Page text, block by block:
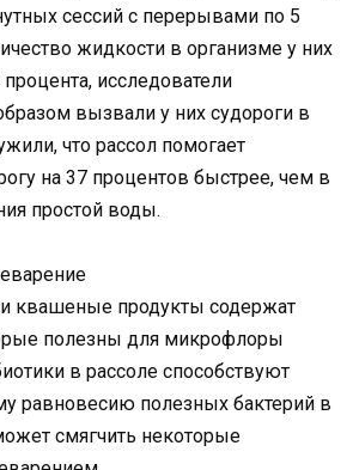
сессий с перерывами по 5
жидкости в организме у них
исследователи
вызвали у них судороги в
что рассол помогает
на 37 процентов быстрее, чем в
простой воды.
квашеные продукты содержат
полезны для микрофлоры
в рассоле способствуют
равновесию полезных бактерий в
смягчить некоторые